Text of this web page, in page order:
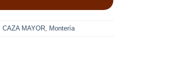
CAZA MAYOR Montería